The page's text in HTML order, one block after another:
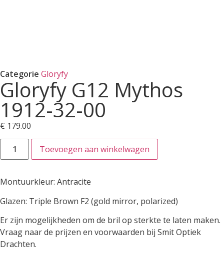
Categorie Gloryfy
Gloryfy G12 Mythos
1912-32-00
€ 179.00
Toevoegen aan winkelwagen
Montuurkleur: Antracite
Glazen: Triple Brown F2 (gold mirror, polarized)
Er zijn mogelijkheden om de bril op sterkte te laten maken.
Vraag naar de prijzen en voorwaarden bij Smit Optiek
Drachten.